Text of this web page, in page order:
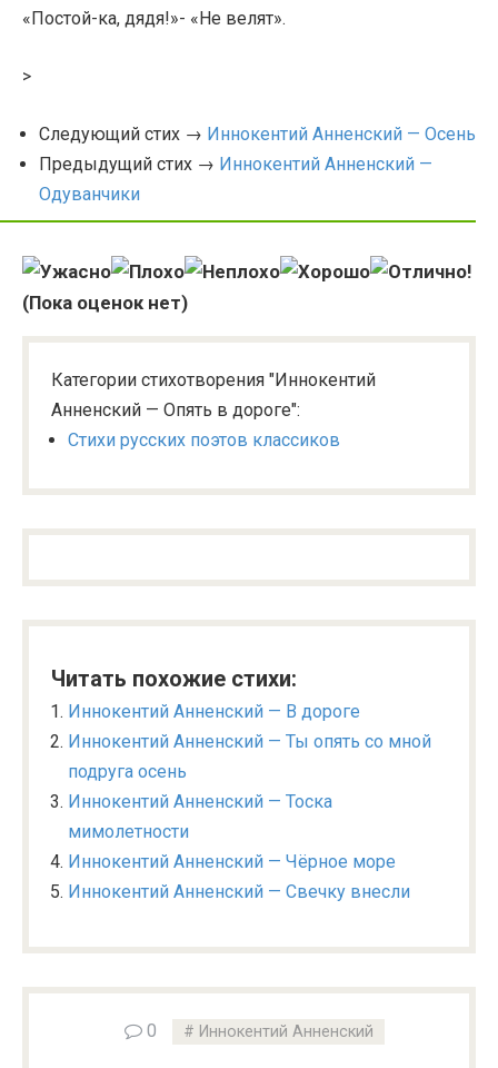
«Постой-ка, дядя!»- «Не велят».
>
Следующий стих → Иннокентий Анненский — Осень
Предыдущий стих → Иннокентий Анненский —
Одуванчики
(Пока оценок нет)
Категории стихотворения "Иннокентий
Анненский — Опять в дороге":
Стихи русских поэтов классиков
Читать похожие стихи:
Иннокентий Анненский — В дороге
Иннокентий Анненский — Ты опять со мной
подруга осень
Иннокентий Анненский — Тоска
мимолетности
Иннокентий Анненский — Чёрное море
Иннокентий Анненский — Свечку внесли
0 Иннокентий Анненский